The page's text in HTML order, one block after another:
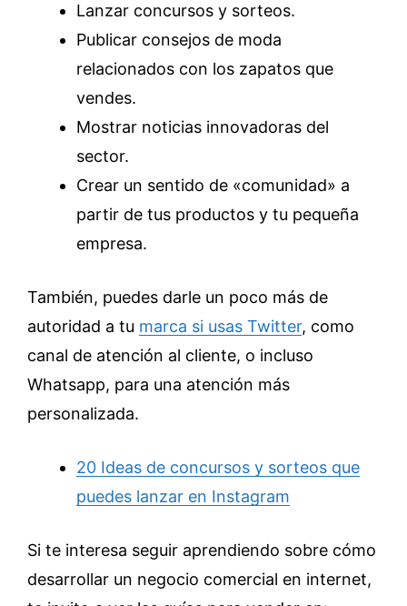
Lanzar concursos y sorteos.
Publicar consejos de moda
relacionados con los zapatos que
vendes.
Mostrar noticias innovadoras del
sector.
Crear un sentido de «comunidad» a
partir de tus productos y tu pequeña
empresa.
También, puedes darle un poco más de
autoridad a tu marca si usas Twitter, como
canal de atención al cliente, o incluso
Whatsapp, para una atención más
personalizada.
20 Ideas de concursos y sorteos que
puedes lanzar en Instagram
Si te interesa seguir aprendiendo sobre cómo
desarrollar un negocio comercial en internet,